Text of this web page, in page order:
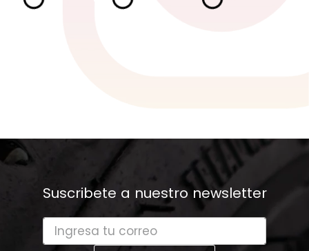
Suscribete a nuestro newsletter